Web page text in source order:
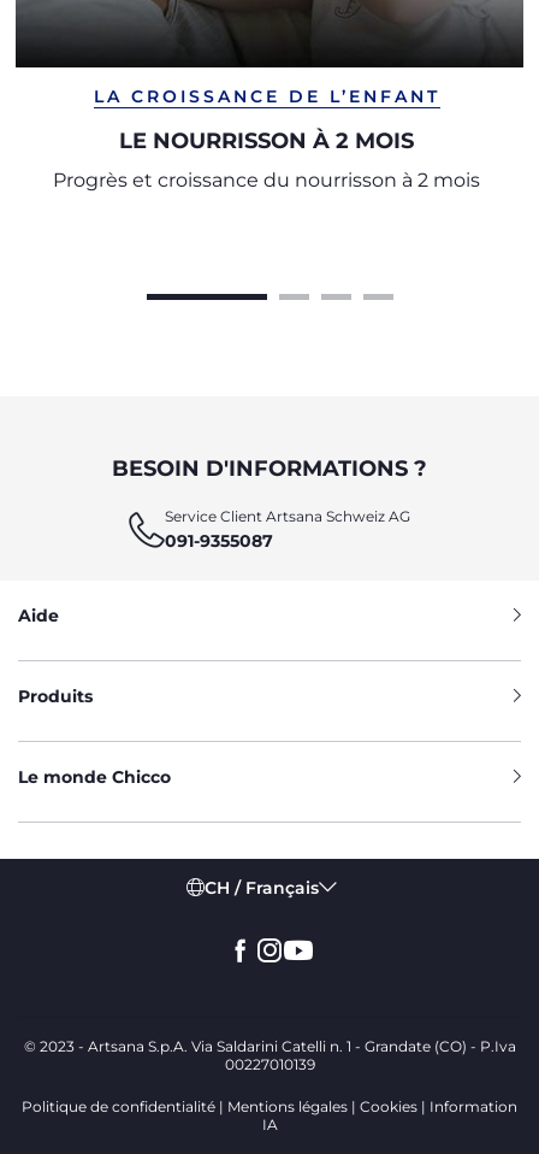
LA CROISSANCE DE L’ENFANT
LE NOURRISSON À 2 MOIS
Progrès et croissance du nourrisson à 2 mois
BESOIN D'INFORMATIONS ?
Service Client Artsana Schweiz AG
091-9355087
Aide
Produits
Le monde Chicco
CH / Français
© 2023 - Artsana S.p.A. Via Saldarini Catelli n. 1 - Grandate (CO) - P.Iva
00227010139
Politique de confidentialité Mentions légales Cookies
Information
IA